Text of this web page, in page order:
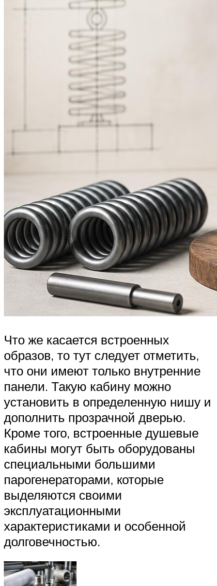
Что же касается встроенных
образов, то тут следует отметить,
что они имеют только внутренние
панели. Такую кабину можно
установить в определенную нишу и
дополнить прозрачной дверью.
Кроме того, встроенные душевые
кабины могут быть оборудованы
специальными большими
парогенераторами, которые
выделяются своими
эксплуатационными
характеристиками и особенной
долговечностью.